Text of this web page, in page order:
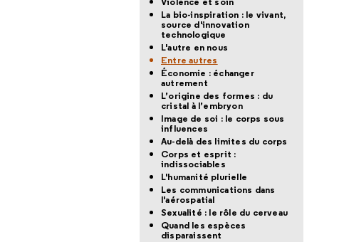
La bio-inspiration : le vivant,
source d'innovation
technologique
L'autre en nous
Entre autres
Économie : échanger
autrement
L’origine des formes : du
cristal à l’embryon
Image de soi : le corps sous
influences
Au-delà des limites du corps
Corps et esprit :
indissociables
L'humanité plurielle
Les communications dans
l'aérospatial
Sexualité : le rôle du cerveau
Quand les espèces
disparaissent